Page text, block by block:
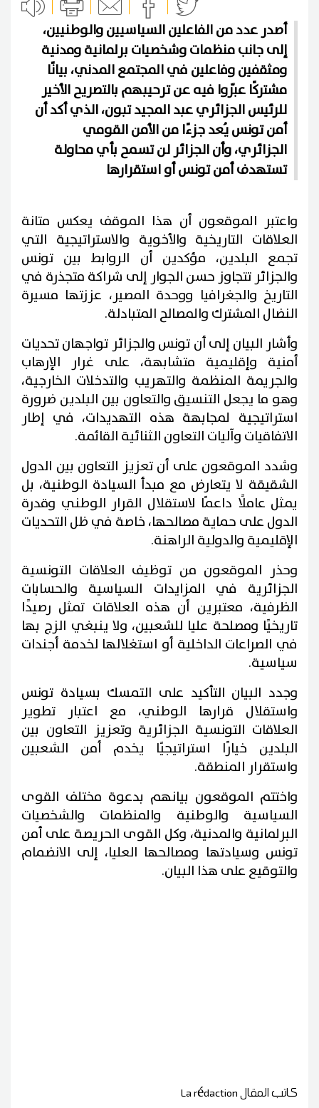
أصدر عدد من الفاعلين السياسيين والوطنيين،
إلى جانب منظمات وشخصيات برلمانية ومدنية
ومثقفين وفاعلين في المجتمع المدني، بيانًا
مشتركًا عبّروا فيه عن ترحيبهم بالتصريح الأخير
للرئيس الجزائري عبد المجيد تبون، الذي أكد أن
أمن تونس يُعد جزءًا من الأمن القومي
الجزائري، وأن الجزائر لن تسمح بأي محاولة
تستهدف أمن تونس أو استقرارها
واعتبر الموقعون أن هذا الموقف يعكس متانة
العلاقات التاريخية والأخوية والاستراتيجية التي
تجمع البلدين، مؤكدين أن الروابط بين تونس
والجزائر تتجاوز حسن الجوار إلى شراكة متجذرة في
التاريخ والجغرافيا ووحدة المصير، عززتها مسيرة
النضال المشترك والمصالح المتبادلة.
وأشار البيان إلى أن تونس والجزائر تواجهان تحديات
أمنية وإقليمية متشابهة، على غرار الإرهاب
والجريمة المنظمة والتهريب والتدخلات الخارجية،
وهو ما يجعل التنسيق والتعاون بين البلدين ضرورة
استراتيجية لمجابهة هذه التهديدات، في إطار
الاتفاقيات وآليات التعاون الثنائية القائمة.
وشدد الموقعون على أن تعزيز التعاون بين الدول
الشقيقة لا يتعارض مع مبدأ السيادة الوطنية، بل
يمثل عاملًا داعمًا لاستقلال القرار الوطني وقدرة
الدول على حماية مصالحها، خاصة في ظل التحديات
الإقليمية والدولية الراهنة.
وحذر الموقعون من توظيف العلاقات التونسية
الجزائرية في المزايدات السياسية والحسابات
الظرفية، معتبرين أن هذه العلاقات تمثل رصيدًا
تاريخيًا ومصلحة عليا للشعبين، ولا ينبغي الزج بها
في الصراعات الداخلية أو استغلالها لخدمة أجندات
سياسية.
وجدد البيان التأكيد على التمسك بسيادة تونس
واستقلال قرارها الوطني، مع اعتبار تطوير
العلاقات التونسية الجزائرية وتعزيز التعاون بين
البلدين خيارًا استراتيجيًا يخدم أمن الشعبين
واستقرار المنطقة.
واختتم الموقعون بيانهم بدعوة مختلف القوى
السياسية والوطنية والمنظمات والشخصيات
البرلمانية والمدنية، وكل القوى الحريصة على أمن
تونس وسيادتها ومصالحها العليا، إلى الانضمام
والتوقيع على هذا البيان.
كاتب المقالLa rédaction